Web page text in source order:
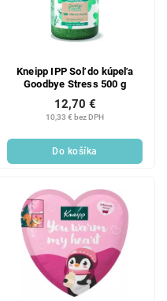
Kneipp IPP Soľ do kúpeľa
Goodbye Stress 500 g
10,33 € bez DPH
12,70 €
Do košíka